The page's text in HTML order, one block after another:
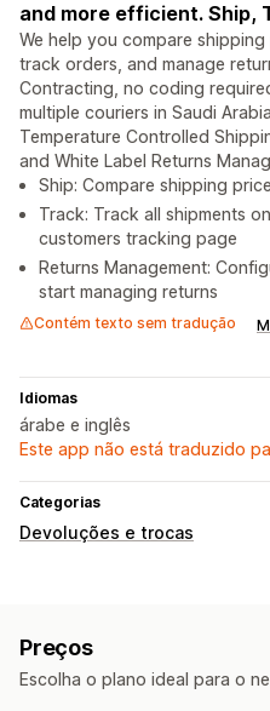
and more efficient. Ship,
We help you compare
track orders, and manage
Contracting, no coding
multiple couriers in Saudi
Temperature Controlled
and White Label Returns
Ship: Compare shipping
Track: Track all shipments
customers tracking page
Returns Management:
start managing returns
Contém texto sem tradução
Idiomas
árabe e inglês
Este app não está traduzido
Categorias
Devoluções e trocas
Preços
Escolha o plano ideal para o